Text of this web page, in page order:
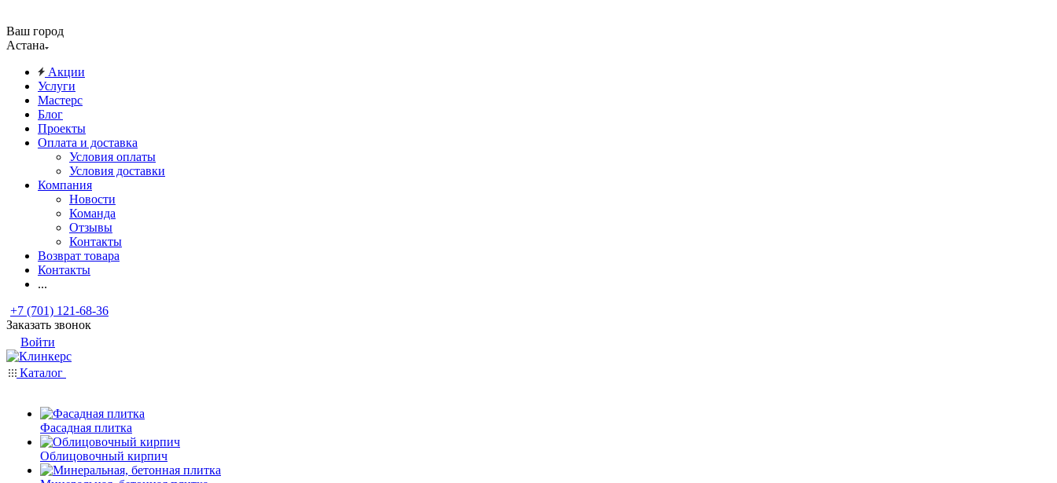
Ваш город
Астана
Акции
Услуги
Мастерс
Блог
Проекты
Оплата и доставка
Условия оплаты
Условия доставки
Компания
Новости
Команда
Отзывы
Контакты
Возврат товара
Контакты
...
+7 (701) 121-68-36
Заказать звонок
Войти
Каталог
Фасадная плитка
Облицовочный кирпич